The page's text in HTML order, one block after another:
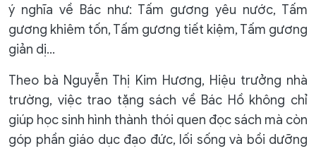
ý nghĩa về Bác như: Tấm gương yêu nước, Tấm
gương khiêm tốn, Tấm gương tiết kiệm, Tấm gương
giản dị…
Theo bà Nguyễn Thị Kim Hương, Hiệu trưởng nhà
trường, việc trao tặng sách về Bác Hồ không chỉ
giúp học sinh hình thành thói quen đọc sách mà còn
góp phần giáo dục đạo đức, lối sống và bồi dưỡng